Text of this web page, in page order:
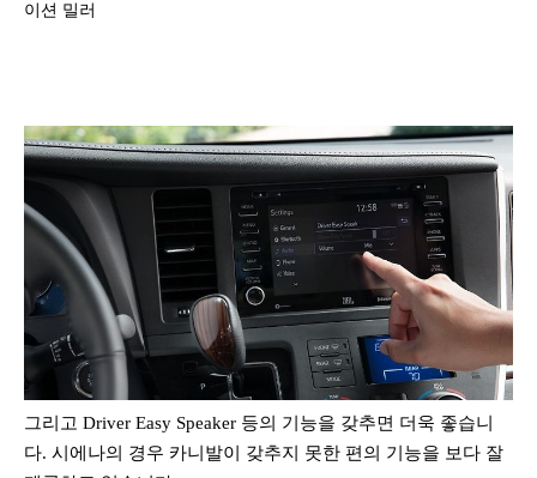
이션 밀러
그리고 Driver Easy Speaker 등의 기능을 갖추면 더욱 좋습니
다. 시에나의 경우 카니발이 갖추지 못한 편의 기능을 보다 잘